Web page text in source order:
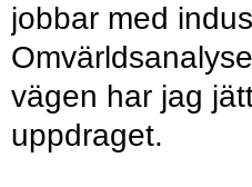
jobbar med
vägen har jag
uppdraget.